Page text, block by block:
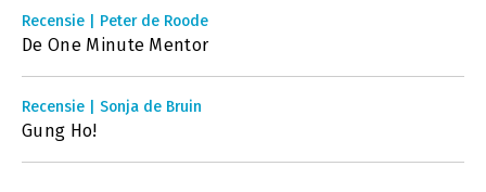
Recensie | Peter de Roode
De One Minute Mentor
Recensie | Sonja de Bruin
Gung Ho!